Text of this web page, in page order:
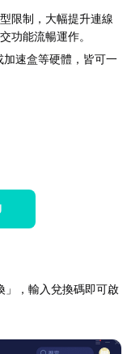
限制，大幅提升連線
功能流暢運作。
加速盒等硬體，皆可一
」，輸入兌換碼即可啟